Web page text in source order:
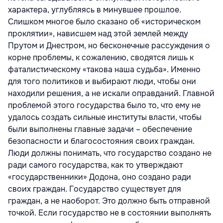
характера, углубляясь в минувшее прошлое.
Слишком многое было сказано об «историческом
проклятии», нависшем над этой землей между
Прутом и Днестром, но бесконечные рассуждения о
корне проблемы, к сожалению, сводятся лишь к
фаталистическому «такова наша судьба». Именно
для того политиков и выбирают люди, чтобы они
находили решения, а не искали оправданий. Главной
проблемой этого государства было то, что ему не
удалось создать сильные институты власти, чтобы
были выполнены главные задачи – обеспечение
безопасности и благосостояния своих граждан.
Люди должны понимать, что государство создано не
ради самого государства, как то утверждают
«государственники» Додона, оно создано ради
своих граждан. Государство существует для
граждан, а не наоборот. Это должно быть отправной
точкой. Если государство не в состоянии выполнять